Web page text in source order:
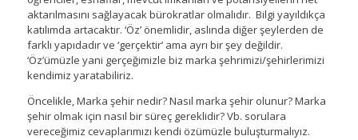
aktarılmasını sağlayacak bürokratlar olmalıdır. Bilgi yayıldıkça
katılımda artacaktır. ‘Öz’ önemlidir, aslında diğer şeylerden de
farklı yapıdadır ve ‘gerçektir’ ama ayrı bir şey değildir.
‘Öz’ümüzle yani gerçeğimizle biz marka şehrimizi/şehirlerimizi
kendimiz yaratabiliriz.
Öncelikle, Marka şehir nedir? Nasıl marka şehir olunur? Marka
şehir olmak için nasıl bir süreç gereklidir? Vb. sorulara
vereceğimiz cevaplarımızı kendi özümüzle buluşturmalıyız.